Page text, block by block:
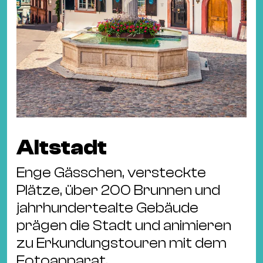
&
&
Altstadt
Enge Gässchen, versteckte
Plätze, über 200 Brunnen und
jahrhundertealte Gebäude
prägen die Stadt und animieren
zu Erkundungstouren mit dem